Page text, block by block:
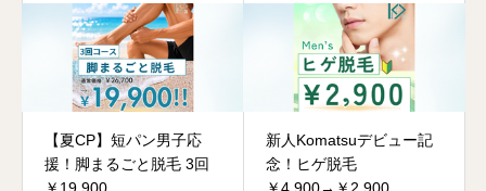
【夏CP】短パン男子応
援！脚まるごと脱毛 3回
新人Komatsuデビュー記
念！ヒゲ脱毛